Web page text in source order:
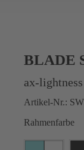
BLADE
ax-
Artikel-Nr.:
Rahmenfarbe